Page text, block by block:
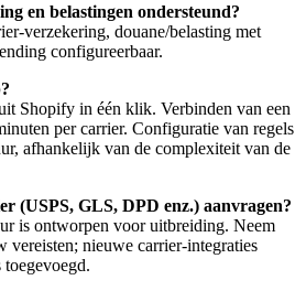
en belastingen ondersteund?
verzekering, douane/belasting met
configureerbaar.
Shopify in één klik. Verbinden van een
per carrier. Configuratie van regels
afhankelijk van de complexiteit van de
(USPS, GLS, DPD enz.) aanvragen?
is ontworpen voor uitbreiding. Neem
vereisten; nieuwe carrier-integraties